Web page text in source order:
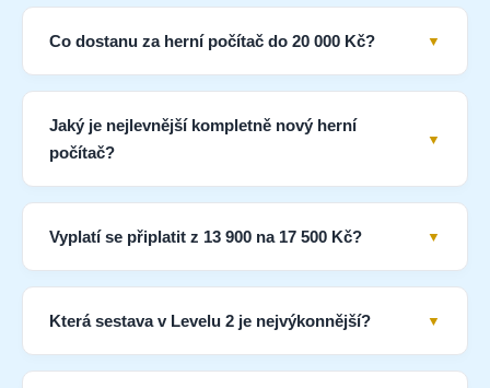
Co dostanu za herní počítač do 20 000 Kč?
Jaký je nejlevnější kompletně nový herní
počítač?
Vyplatí se připlatit z 13 900 na 17 500 Kč?
Která sestava v Levelu 2 je nejvýkonnější?